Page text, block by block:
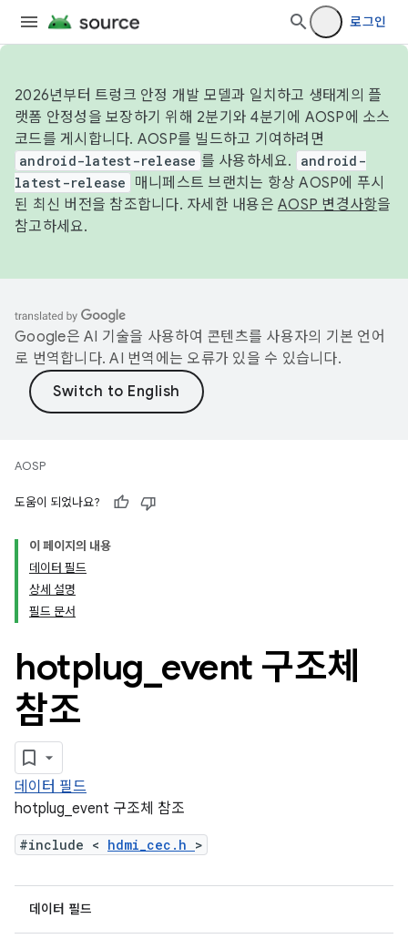
로그인
2026년부터 트렁크 안정 개발 모델과 일치하고 생태계의 플
랫폼 안정성을 보장하기 위해 2분기와 4분기에 AOSP에 소스
코드를 게시합니다. AOSP를 빌드하고 기여하려면
android-latest-release 를 사용하세요.
android-
latest-release
매니페스트 브랜치는 항상 AOSP에 푸시
된 최신 버전을 참조합니다. 자세한 내용은 AOSP 변경사항을
참고하세요.
Google은 AI 기술을 사용하여 콘텐츠를 사용자의 기본 언어
로 번역합니다. AI 번역에는 오류가 있을 수 있습니다.
AOSP
도움이 되었나요?
이 페이지의 내용
데이터 필드
상세 설명
필드 문서
hotplug event 구조체
참조
데이터 필드
hotplug_event 구조체 참조
#include < hdmi_cec.h >
데이터 필드